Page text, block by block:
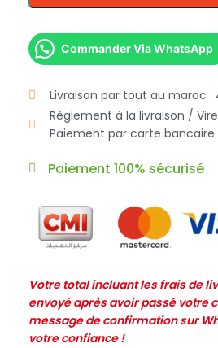
Commander Via WhatsApp
Livraison par tout au maroc :
Règlement à la livraison /
Paiement par carte bancaire
Paiement 100% sécurisé
Votre total incluant les frais de
envoyé après avoir passé votre
message de confirmation sur
votre confiance !